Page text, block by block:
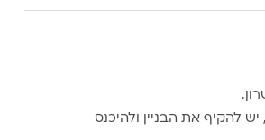
יש להקיף את הבניין ולהיכנס